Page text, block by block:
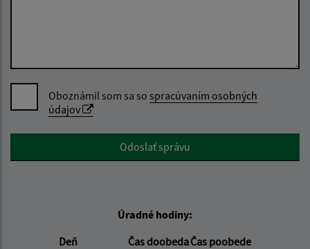
Oboznámil som sa so spracúvaním osobných
údajov
Google reCaptcha ResponseOdoslať správu
Úradné hodiny:
Deň
Čas doobedaČas poobede